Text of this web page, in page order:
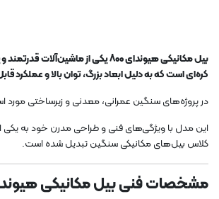
بیل مکانیکی هیوندای 800 یکی از
کره‌ای است که به دلیل ابعاد بزرگ، توان بالا و عملکرد
در پروژه‌های سنگین عمرانی، معدنی و زیرساختی مورد
این مدل با ویژگی‌های فنی و طراحی مدرن خود به یکی
کلاس بیل‌های مکانیکی سنگین تبدیل شده است.
مشخصات فنی بیل مکانیکی هیوندای